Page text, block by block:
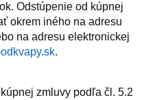
Odstúpenie od kúpnej
okrem iného na adresu
na adresu elektronickej
.
zmluvy podľa čl. 5.2